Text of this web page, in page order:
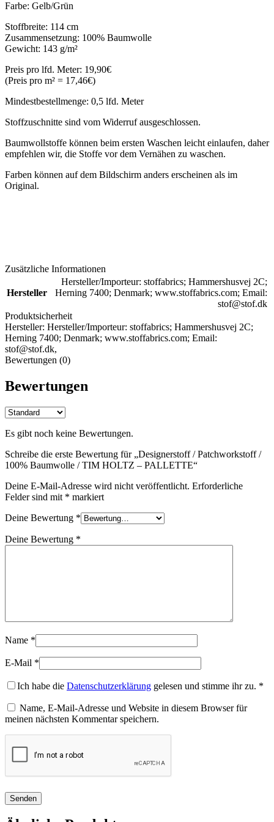
Farbe: Gelb/Grün
Stoffbreite: 114 cm
Zusammensetzung: 100% Baumwolle
Gewicht: 143 g/m²
Preis pro lfd. Meter: 19,90€
(Preis pro m² = 17,46€)
Mindestbestellmenge: 0,5 lfd. Meter
Stoffzuschnitte sind vom Widerruf ausgeschlossen.
Baumwollstoffe können beim ersten Waschen leicht einlaufen, daher
empfehlen wir, die Stoffe vor dem Vernähen zu waschen.
Farben können auf dem Bildschirm anders erscheinen als im
Original.
Zusätzliche Informationen
Hersteller
Hersteller/Importeur: stoffabrics; Hammershusvej 2C;
Herning 7400; Denmark; www.stoffabrics.com; Email:
stof@stof.dk
Produktsicherheit
Hersteller: Hersteller/Importeur: stoffabrics; Hammershusvej 2C;
Herning 7400; Denmark; www.stoffabrics.com; Email:
stof@stof.dk,
Bewertungen (0)
Bewertungen
Es gibt noch keine Bewertungen.
Schreibe die erste Bewertung für „Designerstoff / Patchworkstoff /
100% Baumwolle / TIM HOLTZ – PALLETTE“
Deine E-Mail-Adresse wird nicht veröffentlicht. Erforderliche
Felder sind mit * markiert
Deine Bewertung *
Deine Bewertung *
Name *
E-Mail *
Ich habe die Datenschutzerklärung gelesen und stimme ihr zu. *
Name, E-Mail-Adresse und Website in diesem Browser für
meinen nächsten Kommentar speichern.